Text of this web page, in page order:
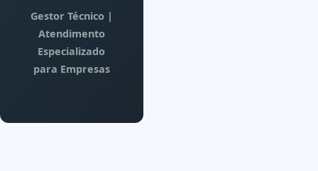
Gestor Técnico |
Atendimento
Especializado
para Empresas